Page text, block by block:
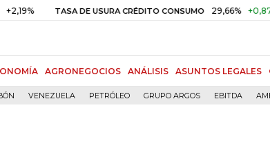
TASA DE USURA CRÉDITO CONSUMO 29,66% +0,87%
AGRONEGOCIOS ANÁLISIS ASUNTOS LEGALES
VENEZUELA PETRÓLEO GRUPO ARGOS EBITDA